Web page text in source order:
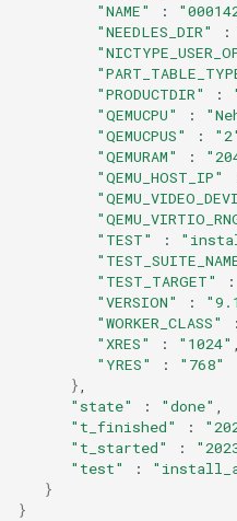
"NAME"
:
"NEEDLES_DIR"
:
"PRODUCTDIR"
:
"QEMUCPU"
:
"QEMUCPUS"
:
"QEMURAM"
:
"QEMU_HOST_IP"
"TEST"
:
"TEST_TARGET"
:
"VERSION"
:
"WORKER_CLASS"
:
"XRES"
: "1024"
"YRES"
:
"768"
}
"state"
: "done"
"t_finished"
:
"t_started"
:
"test"
:
}
}